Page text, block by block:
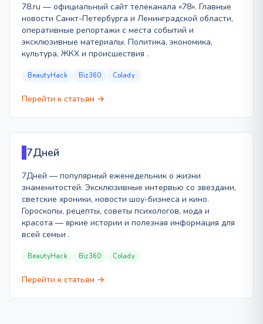
78.ru — официальный сайт телеканала «78». Главные
новости Санкт-Петербурга и Ленинградской области,
оперативные репортажи с места событий и
эксклюзивные материалы. Политика, экономика,
культура, ЖКХ и происшествия .
BeautyHack Biz360 Colady
Перейти к статьям →
7Дней
7Дней — популярный еженедельник о жизни
знаменитостей. Эксклюзивные интервью со звездами,
светские хроники, новости шоу-бизнеса и кино.
Гороскопы, рецепты, советы психологов, мода и
красота — яркие истории и полезная информация для
всей семьи .
BeautyHack Biz360 Colady
Перейти к статьям →